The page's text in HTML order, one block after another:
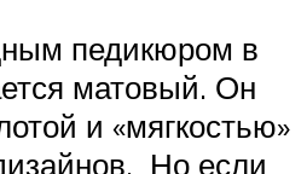
педикюром в
матовый. Он
и «мягкостью»
Но если